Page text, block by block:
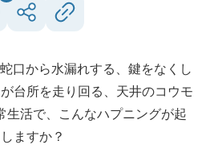
口から水漏れする、鍵をなくし
台所を走り回る、天井のコウモ
生活で、こんなハプニングが起
ますか？